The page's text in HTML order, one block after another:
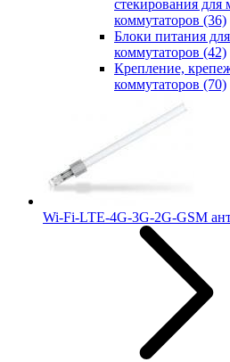
стекирования для
коммутаторов (36)
Блоки питания
коммутаторов (42)
Крепление,
коммутаторов (70)
Wi-Fi-LTE-4G-3G-2G-GSM